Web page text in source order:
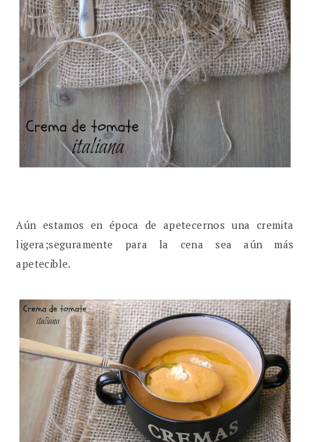
Aún estamos en época de apetecernos una cremita
ligera;seguramente para la cena sea aún más
apetecible.